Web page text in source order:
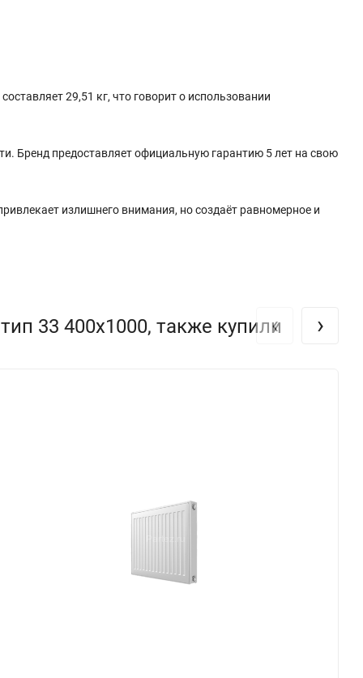
29,51 кг, что говорит о использовании
Бренд предоставляет официальную гарантию 5 лет на свою
излишнего внимания, но создаёт равномерное и
33 400х1000, также купили
‹ ›